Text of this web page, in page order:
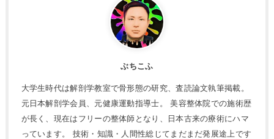
ぶちこふ
大学生時代は解剖学教室で骨形態の研究、査読論文執筆掲載。
元日本解剖学会員、元健康運動指導士。 美容整体院での施術歴
が長く、現在はフリーの整体師となり、日本古来の療術にハマ
っています。 技術・知識・人間性総じてまだまだ発展途上です